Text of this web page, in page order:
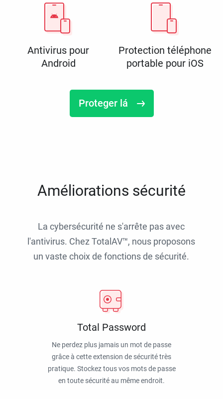
Antivirus pour
Android
Protection téléphone
portable pour iOS
Proteger lá
Améliorations sécurité
La cybersécurité ne s'arrête pas avec
l'antivirus. Chez TotalAV™, nous proposons
un vaste choix de fonctions de sécurité.
Total Password
Ne perdez plus jamais un mot de passe
grâce à cette extension de sécurité très
pratique. Stockez tous vos mots de passe
en toute sécurité au même endroit.